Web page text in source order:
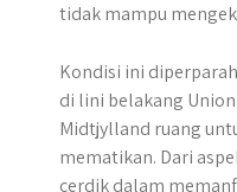
tidak mampu
Kondisi ini
di lini belakang
Midtjylland ruang
mematikan. Dari
cerdik dalam